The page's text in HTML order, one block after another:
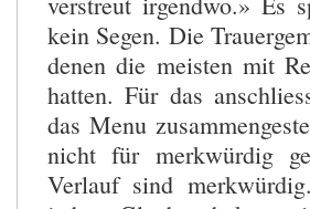
kein Segen. Die
denen die meisten mit
hatten. Für das
das Menu
nicht für merkwürdig
Verlauf sind